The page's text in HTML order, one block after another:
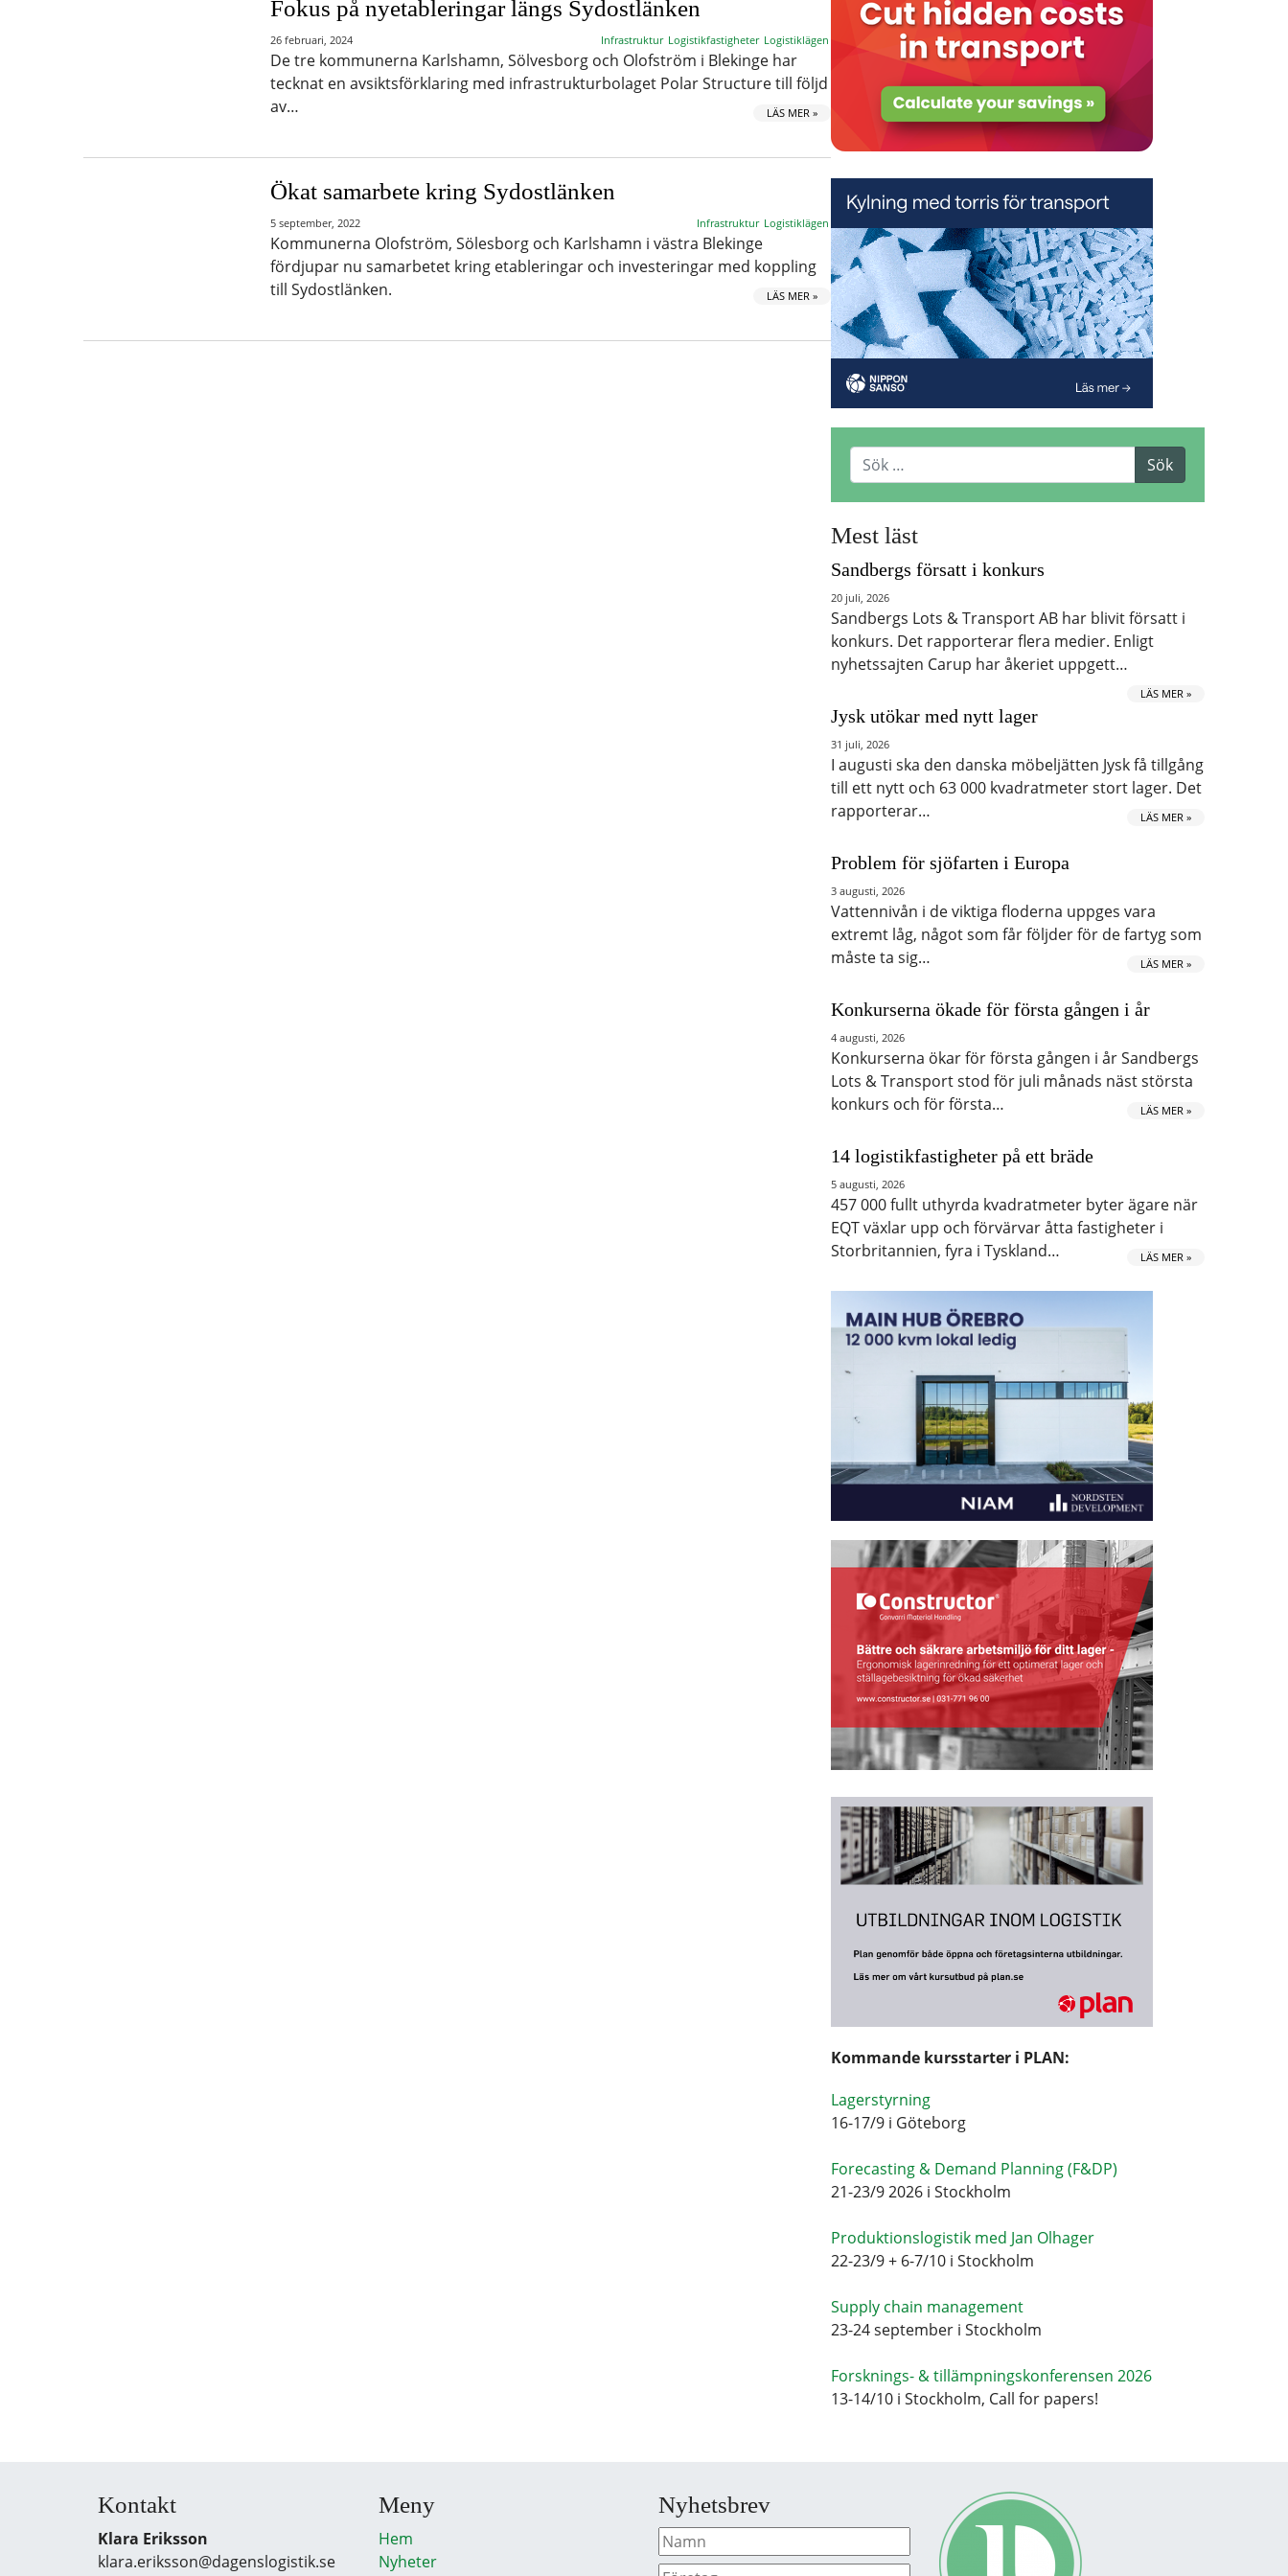
Fokus på nyetableringar längs Sydostlänken
26 februari, 2024 Infrastruktur Logistikfastigheter Logistiklägen
De tre kommunerna Karlshamn, Sölvesborg och Olofström i Blekinge har
tecknat en avsiktsförklaring med infrastrukturbolaget Polar Structure till följd
av…
LÄS MER »
Ökat samarbete kring Sydostlänken
5 september, 2022 Infrastruktur Logistiklägen
Kommunerna Olofström, Sölesborg och Karlshamn i västra Blekinge
fördjupar nu samarbetet kring etableringar och investeringar med koppling
till Sydostlänken.
LÄS MER »
Mest läst
Sandbergs försatt i konkurs
20 juli, 2026
Sandbergs Lots & Transport AB har blivit försatt i
konkurs. Det rapporterar flera medier. Enligt
nyhetssajten Carup har åkeriet uppgett…
LÄS MER »
Jysk utökar med nytt lager
31 juli, 2026
I augusti ska den danska möbeljätten Jysk få tillgång
till ett nytt och 63 000 kvadratmeter stort lager. Det
rapporterar…
LÄS MER »
Problem för sjöfarten i Europa
3 augusti, 2026
Vattennivån i de viktiga floderna uppges vara
extremt låg, något som får följder för de fartyg som
måste ta sig…
LÄS MER »
Konkurserna ökade för första gången i år
4 augusti, 2026
Konkurserna ökar för första gången i år Sandbergs
Lots & Transport stod för juli månads näst största
konkurs och för första…
LÄS MER »
14 logistikfastigheter på ett bräde
5 augusti, 2026
457 000 fullt uthyrda kvadratmeter byter ägare när
EQT växlar upp och förvärvar åtta fastigheter i
Storbritannien, fyra i Tyskland…
LÄS MER »
Kommande kursstarter i PLAN:
Lagerstyrning
16-17/9 i Göteborg
Forecasting & Demand Planning (F&DP)
21-23/9 2026 i Stockholm
Produktionslogistik med Jan Olhager
22-23/9 + 6-7/10 i Stockholm
Supply chain management
23-24 september i Stockholm
Forsknings- & tillämpningskonferensen 2026
13-14/10 i Stockholm, Call for papers!
Kontakt
Klara Eriksson
klara.eriksson@dagenslogistik.se
Meny
Hem
Nyheter
Nyhetsbrev